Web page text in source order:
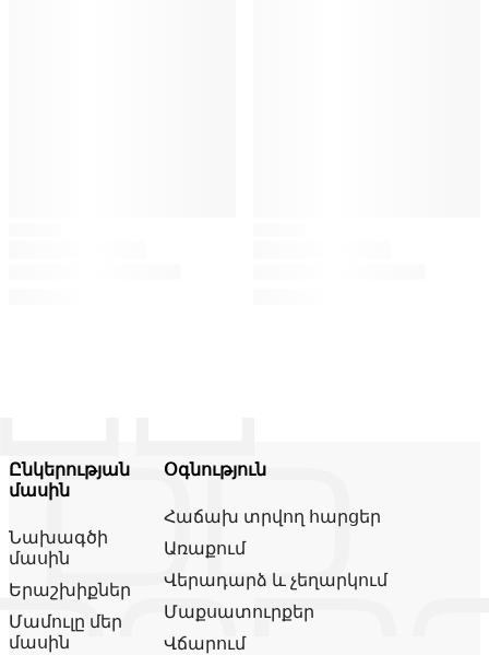
Ընկերության
մասին
Նախագծի
մասին
Երաշխիքներ
Մամուլը մեր
մասին
Օգնություն
Հաճախ տրվող հարցեր
Առաքում
Վերադարձ և չեղարկում
Մաքսատուրքեր
Վճարում